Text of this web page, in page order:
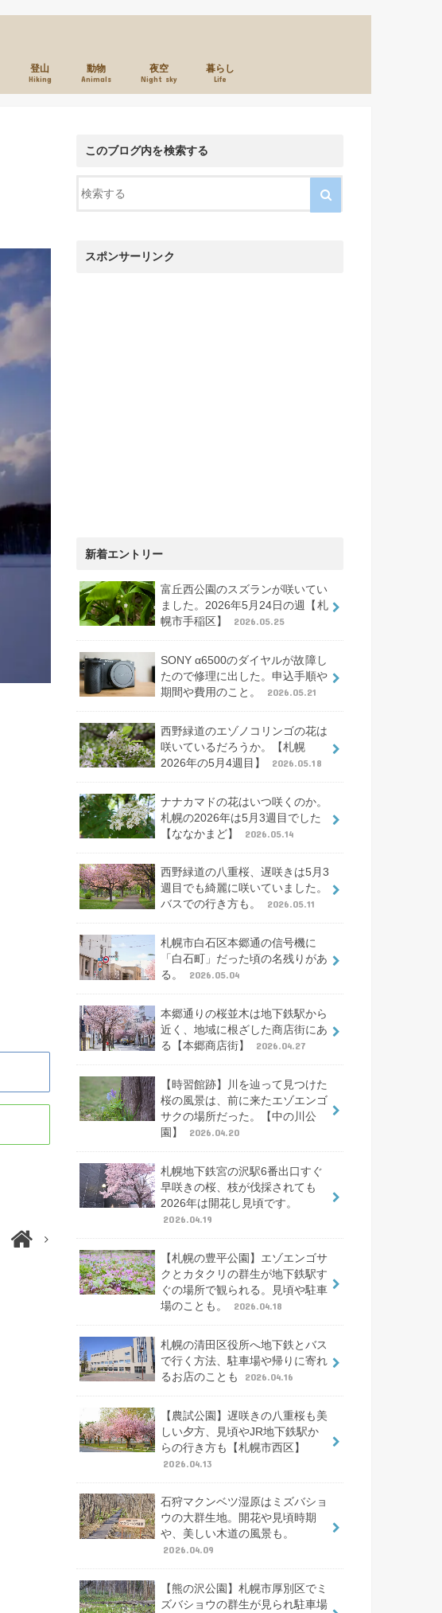
登山
Hiking
動物
Animals
夜空
Night sky
暮らし
Life
このブログ内を検索する
スポンサーリンク
新着エントリー
富丘西公園のスズランが咲いてい
ました。2026年5月24日の週【札
幌市手稲区】
2026.05.25
SONY α6500のダイヤルが故障し
たので修理に出した。申込手順や
期間や費用のこと。
2026.05.21
西野緑道のエゾノコリンゴの花は
咲いているだろうか。【札幌
2026年の5月4週目】
2026.05.18
ナナカマドの花はいつ咲くのか。
札幌の2026年は5月3週目でした
【ななかまど】
2026.05.14
西野緑道の八重桜、遅咲きは5月3
週目でも綺麗に咲いていました。
バスでの行き方も。
2026.05.11
札幌市白石区本郷通の信号機に
「白石町」だった頃の名残りがあ
る。
2026.05.04
本郷通りの桜並木は地下鉄駅から
近く、地域に根ざした商店街にあ
る【本郷商店街】
2026.04.27
【時習館跡】川を辿って見つけた
桜の風景は、前に来たエゾエンゴ
サクの場所だった。【中の川公
園】
2026.04.20
札幌地下鉄宮の沢駅6番出口すぐ
早咲きの桜、枝が伐採されても
2026年は開花し見頃です。
2026.04.19
【札幌の豊平公園】エゾエンゴサ
クとカタクリの群生が地下鉄駅す
ぐの場所で観られる。見頃や駐車
場のことも。
2026.04.18
札幌の清田区役所へ地下鉄とバス
で行く方法、駐車場や帰りに寄れ
るお店のことも
2026.04.16
【農試公園】遅咲きの八重桜も美
しい夕方、見頃やJR地下鉄駅か
らの行き方も【札幌市西区】
2026.04.13
石狩マクンベツ湿原はミズバショ
ウの大群生地。開花や見頃時期
や、美しい木道の風景も。
2026.04.09
【熊の沢公園】札幌市厚別区でミ
ズバショウの群生が見られ駐車場